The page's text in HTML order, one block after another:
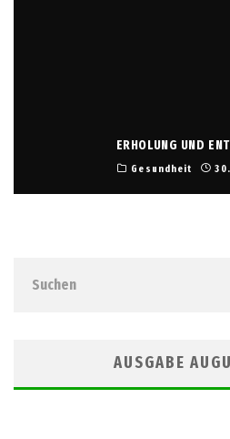
ERHOLUNG UND
Gesundheit
AUSGABE